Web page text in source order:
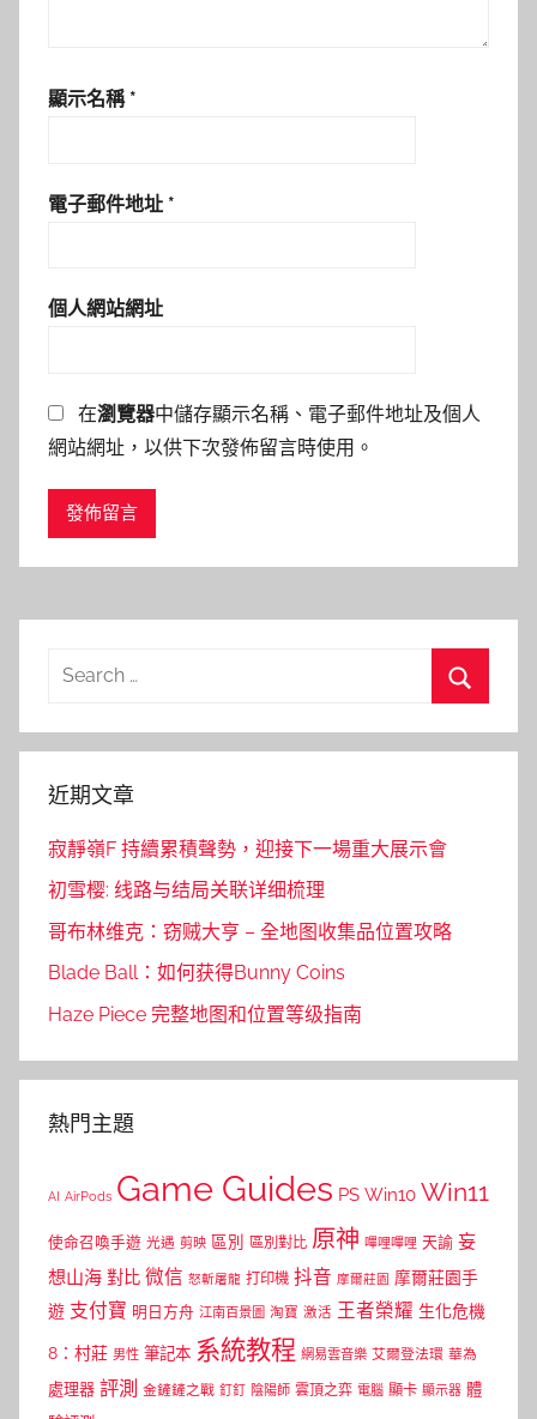
顯示名稱 *
電子郵件地址 *
個人網站網址
在瀏覽器中儲存顯示名稱、電子郵件地址及個人
網站網址，以供下次發佈留言時使用。
Search
近期文章
寂靜嶺F 持續累積聲勢，迎接下一場重大展示會
初雪樱: 线路与结局关联详细梳理
哥布林维克：窃贼大亨 – 全地图收集品位置攻略
Blade Ball：如何获得Bunny Coins
Haze Piece 完整地图和位置等级指南
熱門主題
AI AirPods Game Guides PS Win10 Win11
使命召喚手遊 光遇 剪映 區別 區別對比 原神 嗶哩嗶哩 天諭 妄
想山海 對比 微信 怒斬屠龍 打印機 抖音 摩爾莊園 摩爾莊園手
遊 支付寶 明日方舟 江南百景圖 淘寶 激活 王者榮耀 生化危機
8：村莊 男性 筆記本 系統教程 網易雲音樂 艾爾登法環 華為
處理器 評測 金鏟鏟之戰 釘釘 陰陽師 雲頂之弈 電腦 顯卡 顯示器 體